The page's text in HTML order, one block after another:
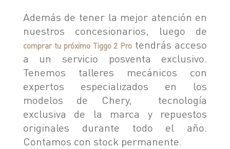
Además de tener la mejor atención en
nuestros concesionarios, luego de
comprar tu próximo Tiggo 2 Pro tendrás acceso
a un servicio posventa exclusivo.
Tenemos talleres mecánicos con
expertos especializados en los
modelos de Chery, tecnología
exclusiva de la marca y repuestos
originales durante todo el año.
Contamos con stock permanente.